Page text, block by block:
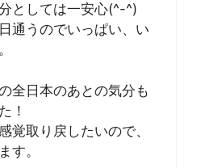
としては一安心(^-^)
通うのでいっぱい、い
全日本のあとの気分も
！
覚取り戻したいので、
す。